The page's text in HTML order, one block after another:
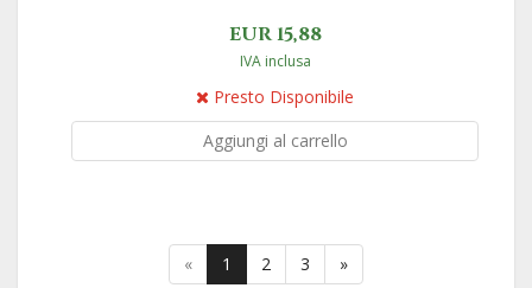
EUR 15,88
IVA inclusa
Presto Disponibile
Aggiungi al carrello
« 1 2 3 »